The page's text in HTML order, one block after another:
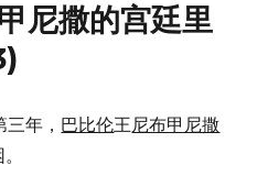
尼撒的宫廷里
年， 巴比伦王尼布甲尼撒